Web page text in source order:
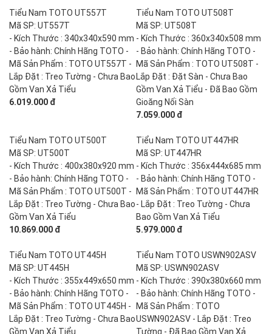
Tiểu Nam TOTO UT557T
Mã SP: UT557T
- Kích Thước : 340x340x590 mm
- Bảo hành: Chính Hãng TOTO -
Mã Sản Phẩm : TOTO UT557T -
Lắp Đặt : Treo Tường - Chưa Bao
Gồm Van Xả Tiểu
6.019.000 đ
Tiểu Nam TOTO UT508T
Mã SP: UT508T
- Kích Thước : 360x340x508 mm
- Bảo hành: Chính Hãng TOTO -
Mã Sản Phẩm : TOTO UT508T -
Lắp Đặt : Đặt Sàn - Chưa Bao
Gồm Van Xả Tiểu - Đã Bao Gồm
Gioăng Nối Sàn
7.059.000 đ
Tiểu Nam TOTO UT500T
Mã SP: UT500T
- Kích Thước : 400x380x920 mm
- Bảo hành: Chính Hãng TOTO -
Mã Sản Phẩm : TOTO UT500T -
Lắp Đặt : Treo Tường - Chưa Bao
Gồm Van Xả Tiểu
10.869.000 đ
Tiểu Nam TOTO UT447HR
Mã SP: UT447HR
- Kích Thước : 356x444x685 mm
- Bảo hành: Chính Hãng TOTO -
Mã Sản Phẩm : TOTO UT447HR
- Lắp Đặt : Treo Tường - Chưa
Bao Gồm Van Xả Tiểu
5.979.000 đ
Tiểu Nam TOTO UT445H
Mã SP: UT445H
- Kích Thước : 355x449x650 mm
- Bảo hành: Chính Hãng TOTO -
Mã Sản Phẩm : TOTO UT445H -
Lắp Đặt : Treo Tường - Chưa Bao
Gồm Van Xả Tiểu
Tiểu Nam TOTO USWN902ASV
Mã SP: USWN902ASV
- Kích Thước : 390x380x660 mm
- Bảo hành: Chính Hãng TOTO -
Mã Sản Phẩm : TOTO
USWN902ASV - Lắp Đặt : Treo
Tường - Đã Bao Gồm Van Xả